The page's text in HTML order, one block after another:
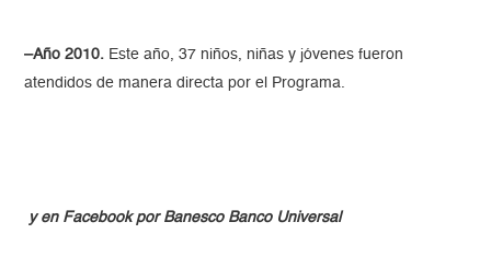
–Año 2010. Este año, 37 niños, niñas y jóvenes fueron
atendidos de manera directa por el Programa.
y en Facebook por Banesco Banco Universal